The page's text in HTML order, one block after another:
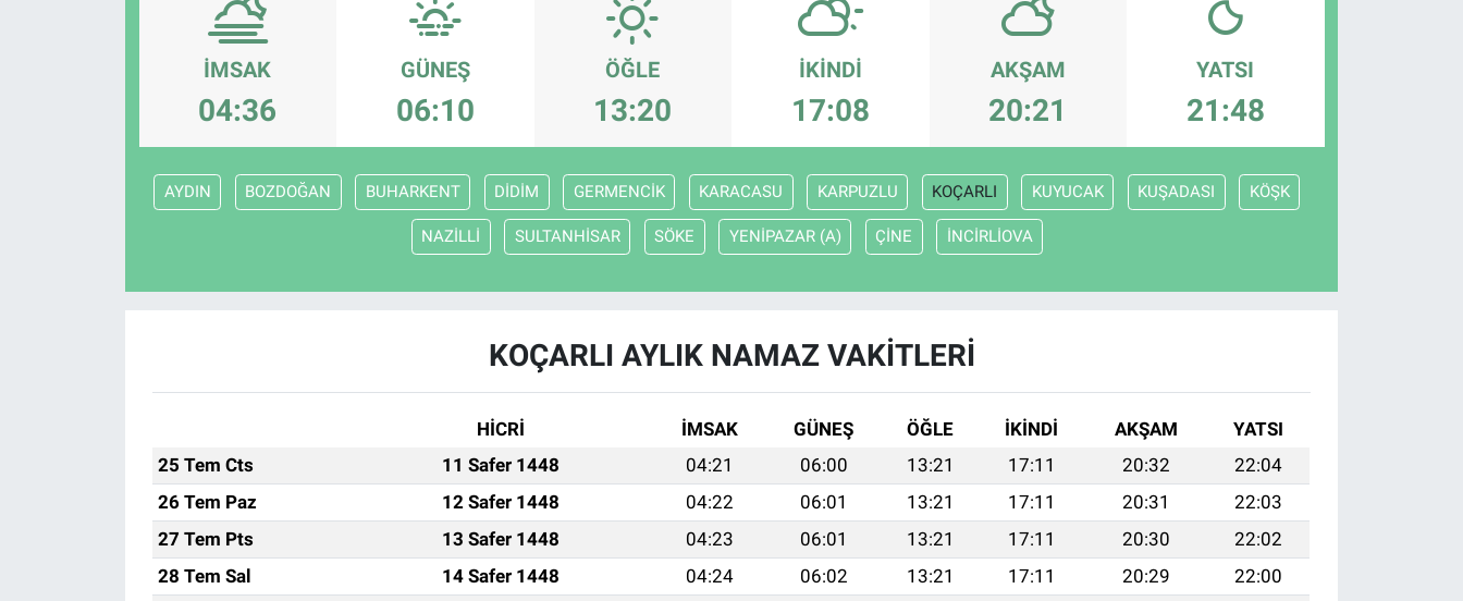
İMSAK
04:36
GÜNEŞ
06:10
ÖĞLE
13:20
İKINDI
17:08
AKŞAM
20:21
YATSI
21:48
AYDIN BOZDOĞAN BUHARKENT DİDİM GERMENCİK KARACASU KARPUZLU KOÇARLI KUYUCAK KUŞADASI KÖŞK
NAZİLLİ SULTANHİSAR SÖKE YENİPAZAR (A) ÇİNE İNCİRLİOVA
KOÇARLI AYLIK NAMAZ VAKITLERI
HİCRİ İMSAK GÜNEŞ ÖĞLE İKINDI AKŞAM
YATSI
25 Tem Cts
11 Safer 1448 04:21 06:00 13:21 17:11 20:32
22:04
26 Tem Paz
12 Safer 1448 04:22 06:01 13:21 17:11 20:31
22:03
27 Tem Pts
13 Safer 1448 04:23 06:01 13:21 17:11 20:30
22:02
28 Tem Sal
14 Safer 1448 04:24 06:02 13:21 17:11 20:29
22:00